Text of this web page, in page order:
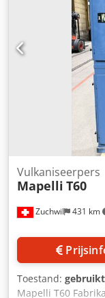
Zuchwil 431 km
Vulkaniseerpers
Mapelli T60
Toestand: gebruikt
Mapelli T60